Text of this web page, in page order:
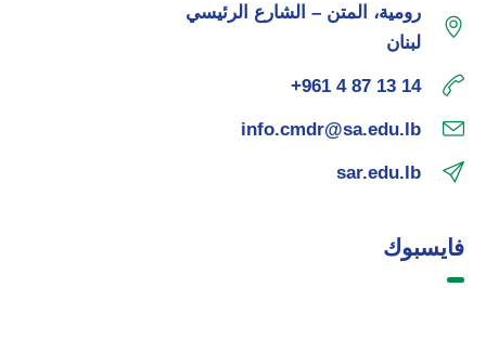
رومية، المتن – الشارع الرئيسي
لبنان
+961 4 87 13 14
info.cmdr@sa.edu.lb
sar.edu.lb
فايسبوك